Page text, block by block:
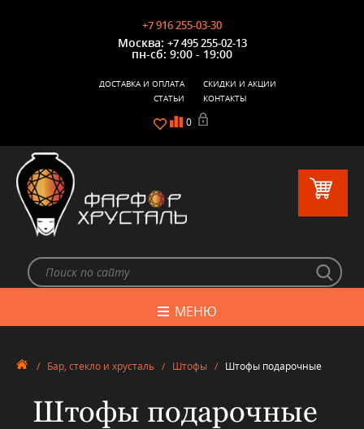
+7 916 255-03-30
Москва: +7 495 255-02-13
пн-сб: 9:00 - 19:00
0
ДОСТАВКА И ОПЛАТА
СКИДКИ И АКЦИИ
СТАТЬИ
КОНТАКТЫ
МЕНЮ
/ Бар, стекло и хрусталь / Штофы / Штофы подарочные
Штофы подарочные